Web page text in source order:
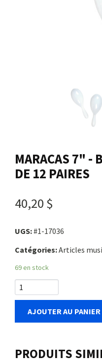
MARACAS 7" -
DE 12 PAIRES
40,20 $
UGS:#1-17036
Catégories:Articles
69 en stock
AJOUTER AU PANIER
PRODUITS